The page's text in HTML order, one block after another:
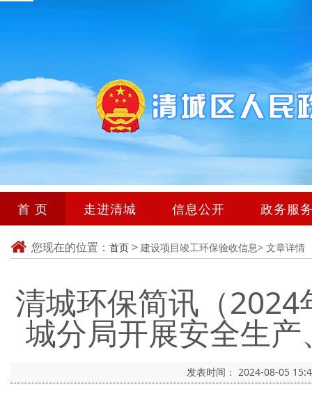
首 页 走进清城 信息公开 政务服
您现在的位置： 首页 > 建设项目竣工环保验收信息> 文章详情
清城环保简讯（
城分局开展安全生产
发表时间： 2024-08-05